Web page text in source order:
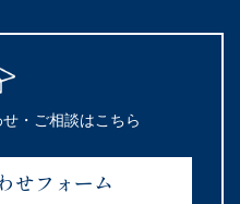
・ご相談はこちら
せフォーム